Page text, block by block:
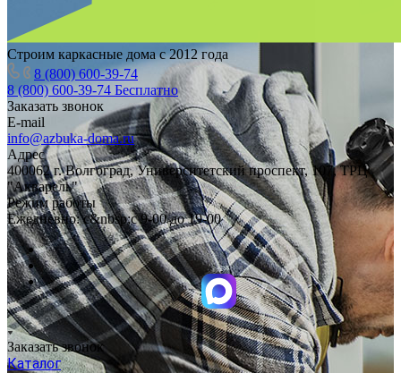
Строим каркасные дома с 2012 года
8 (800) 600-39-74
8 (800) 600-39-74 Бесплатно
Заказать звонок
E-mail
info@azbuka-doma.ru
Адрес
400062 г. Волгоград, Университетский проспект, 107, ТРЦ
"Акварель"
Режим работы
Ежедневно: с&nbsp;с 9-00 до 19-00
Заказать звонок
Каталог